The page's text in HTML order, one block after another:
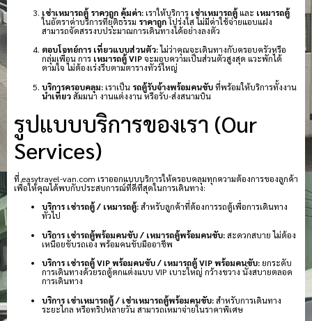
เช่าเหมารถตู้ ราคาถูก คุ้มค่า:เราให้บริการ เช่าเหมารถตู้และ เหมารถตู้
ในอัตราค่าบริการที่ยุติธรรม ราคาถูกโปร่งใส ไม่มีค่าใช้จ่ายแอบแฝง
สามารถจัดสรรงบประมาณการเดินทางได้อย่างลงตัว
ตอบโจทย์การ เที่ยวแบบส่วนตัว:ไม่ว่าคุณจะเดินทางกับครอบครัวหรือ
กลุ่มเพื่อน การ เหมารถตู้ VIPจะมอบความเป็นส่วนตัวสูงสุด แวะพักได้
ตามใจ ไม่ต้องเร่งรีบตามตารางทัวร์ใหญ่
บริการครอบคลุม:เราเป็น รถตู้รับจ้างพร้อมคนขับที่พร้อมให้บริการทั้งงาน
นำเที่ยวสัมมนา งานแต่งงาน หรือรับ-ส่งสนามบิน
รูปแบบบริการของเรา (Our
Services)
ที่ easytravel-van.com เราออกแบบบริการให้ครอบคลุมทุกความต้องการของลูกค้า
เพื่อให้คุณได้พบกับประสบการณ์ที่ดีที่สุดในการเดินทาง:
บริการ เช่ารถตู้ / เหมารถตู้:สำหรับลูกค้าที่ต้องการรถตู้เพื่อการเดินทาง
ทั่วไป
บริการ เช่ารถตู้พร้อมคนขับ / เหมารถตู้พร้อมคนขับ:สะดวกสบาย ไม่ต้อง
เหนื่อยขับรถเอง พร้อมคนขับมืออาชีพ
บริการ เช่ารถตู้ VIP พร้อมคนขับ / เหมารถตู้ VIP พร้อมคนขับ: ยกระดับ
การเดินทางด้วยรถตู้ตกแต่งแบบ VIP เบาะใหญ่ กว้างขวาง นั่งสบายตลอด
การเดินทาง
บริการ เช่าเหมารถตู้ / เช่าเหมารถตู้พร้อมคนขับ:สำหรับการเดินทาง
ระยะไกล หรือทริปหลายวัน สามารถเหมาจ่ายในราคาพิเศษ